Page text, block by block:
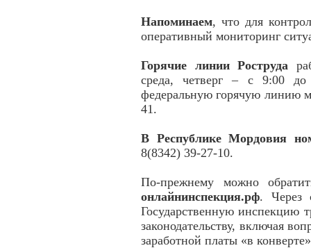
Напоминаем, что для
оперативный мониторинг
Горячие линии Роструда
среда, четверг – с 9:00
федеральную горячую линию
41.
В Республике Мордовия
8(8342) 39-27-10.
По-прежнему можно
онлайнинспекция.рф. Через
Государственную инспекцию
законодательству, включая
заработной платы «в